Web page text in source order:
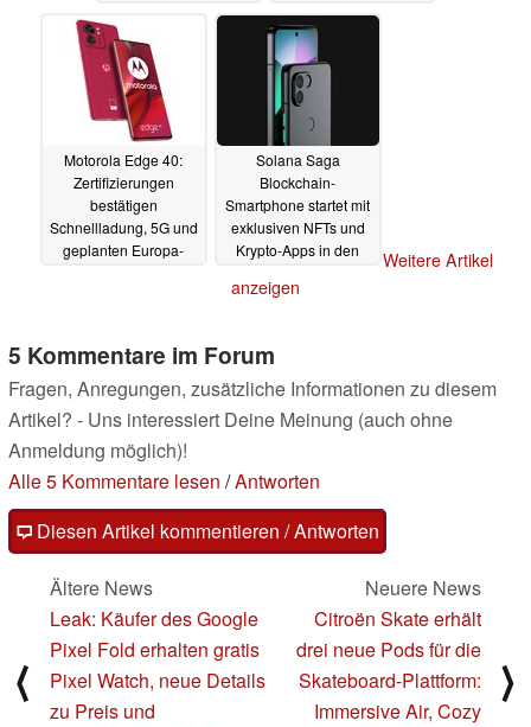
Motorola Edge 40:
Zertifizierungen
bestätigen
Schnellladung, 5G und
geplanten Europa-
Solana Saga
Blockchain-
Smartphone startet mit
exklusiven NFTs und
Krypto-Apps in den
Weitere Artikel
anzeigen
5 Kommentare im Forum
Fragen, Anregungen, zusätzliche Informationen zu diesem
Artikel? - Uns interessiert Deine Meinung (auch ohne
Anmeldung möglich)!
Alle 5 Kommentare lesen /Antworten
Diesen Artikel kommentieren / Antworten
⟨
Ältere News
Leak: Käufer des Google
Pixel Fold erhalten gratis
Pixel Watch, neue Details
zu Preis und
Neuere News
Citroën Skate erhält
drei neue Pods für die
Skateboard-Plattform:
Immersive Air, Cozy
⟩